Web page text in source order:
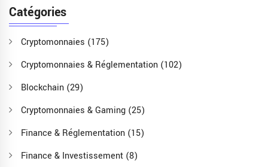
Catégories
Cryptomonnaies (175)
Cryptomonnaies & Réglementation (102)
Blockchain (29)
Cryptomonnaies & Gaming (25)
Finance & Réglementation (15)
Finance & Investissement (8)